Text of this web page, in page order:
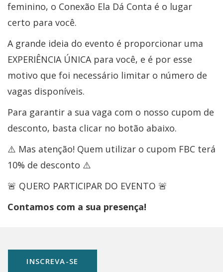
feminino, o Conexão Ela Dá Conta é o lugar
certo para você.
A grande ideia do evento é proporcionar uma
EXPERIÊNCIA ÚNICA para você, e é por esse
motivo que foi necessário limitar o número de
vagas disponíveis.
Para garantir a sua vaga com o nosso cupom de
desconto, basta clicar no botão abaixo.
⚠️ Mas atenção! Quem utilizar o cupom FBC terá
10% de desconto ⚠️
🚨 QUERO PARTICIPAR DO EVENTO 🚨
Contamos com a sua presença!
INSCREVA-SE